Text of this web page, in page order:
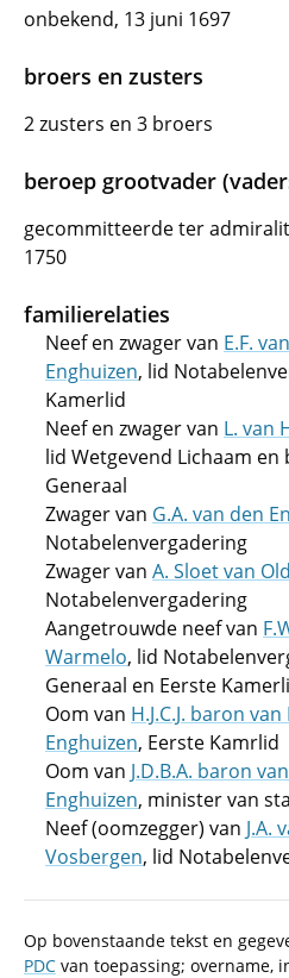
onbekend, 13 juni 1697
broers en zusters
2 zusters en 3 broers
beroep grootvader
gecommitteerde ter
1750
familierelaties
Neef en zwager van E.F.
Enghuizen, lid
Kamerlid
Neef en zwager van L. van
lid Wetgevend Lichaam
Generaal
Zwager van G.A. van den
Notabelenvergadering
Zwager van A. Sloet van
Notabelenvergadering
Aangetrouwde neef van
Warmelo, lid
Generaal en Eerste
Oom van H.J.C.J. baron
Enghuizen, Eerste Kamrlid
Oom van J.D.B.A. baron
Enghuizen, minister van
Neef (oomzegger) van J.A.
Vosbergen, lid
Op bovenstaande tekst en
PDC van toepassing; overname,